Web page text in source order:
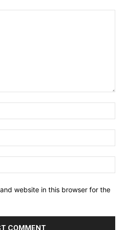
Laporan Masyarakat,
Pembinaan dan
website in this browser for the